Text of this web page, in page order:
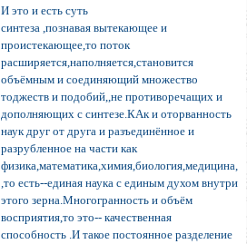
И это и есть суть
синтеза ,познавая вытекающее и
проистекающее,то поток
расширяется,наполняется,становится
объёмным и соединяющий множество
тоджеств и подобий,,не противоречащих и
дополняющих с синтезе.КАк и оторванность
наук друг от друга и разъединённое и
разрубленное на части как
физика,математика,химия,биология,медицина,
,то есть--единая наука с единым духом внутри
этого зерна.Многогранность и объём
восприятия,то это-- качественная
способность .И такое постоянное разделение